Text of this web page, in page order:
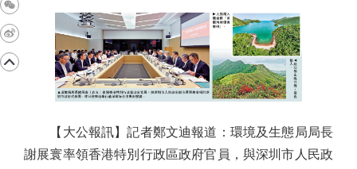
【大公報訊】記者鄭文迪報道：環境及生態局局長
謝展寰率領香港特別行政區政府官員，與深圳市人民政